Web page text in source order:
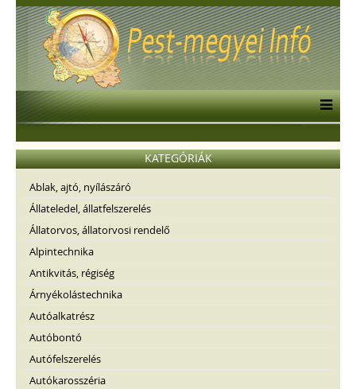
KATEGÓRIÁK
Ablak, ajtó, nyílászáró
Állateledel, állatfelszerelés
Állatorvos, állatorvosi rendelő
Alpintechnika
Antikvitás, régiség
Árnyékolástechnika
Autóalkatrész
Autóbontó
Autófelszerelés
Autókarosszéria